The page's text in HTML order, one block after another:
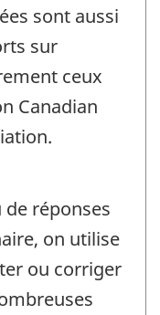
sont aussi
sur
ceux
Canadian
de réponses
on utilise
ou corriger